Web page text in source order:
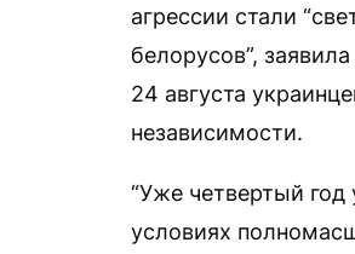
агрессии стали
белорусов”,
24 августа
независимости.
“Уже четвертый
условиях